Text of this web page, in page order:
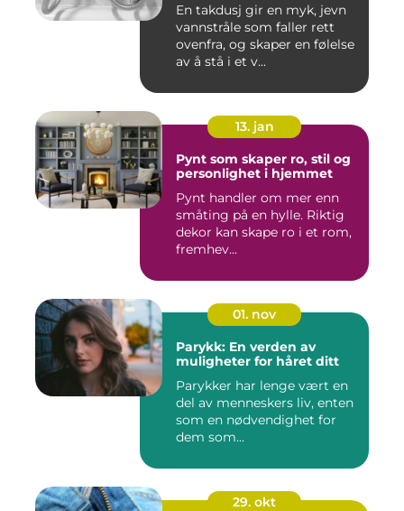
En takdusj gir en myk, jevn
vannstråle som faller rett
ovenfra, og skaper en følelse
av å stå i et v...
13. jan
Pynt som skaper ro, stil og
personlighet i hjemmet
Pynt handler om mer enn
småting på en hylle. Riktig
dekor kan skape ro i et rom,
fremhev...
01. nov
Parykk: En verden av
muligheter for håret ditt
Parykker har lenge vært en
del av menneskers liv, enten
som en nødvendighet for
dem som...
29. okt